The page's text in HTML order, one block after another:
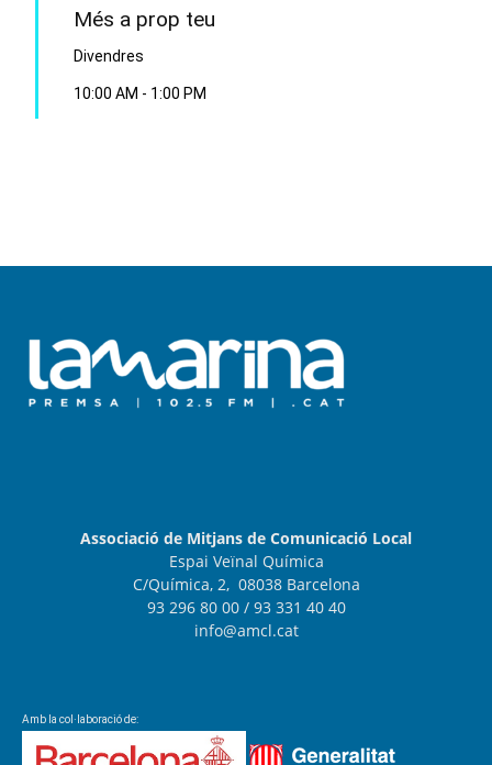
Més a prop teu
Divendres
10:00 AM - 1:00 PM
Associació de Mitjans de Comunicació Local
Espai Veïnal Química
C/Química, 2, 08038 Barcelona
93 296 80 00 / 93 331 40 40
info@amcl.cat
Amb la col·laboració de: